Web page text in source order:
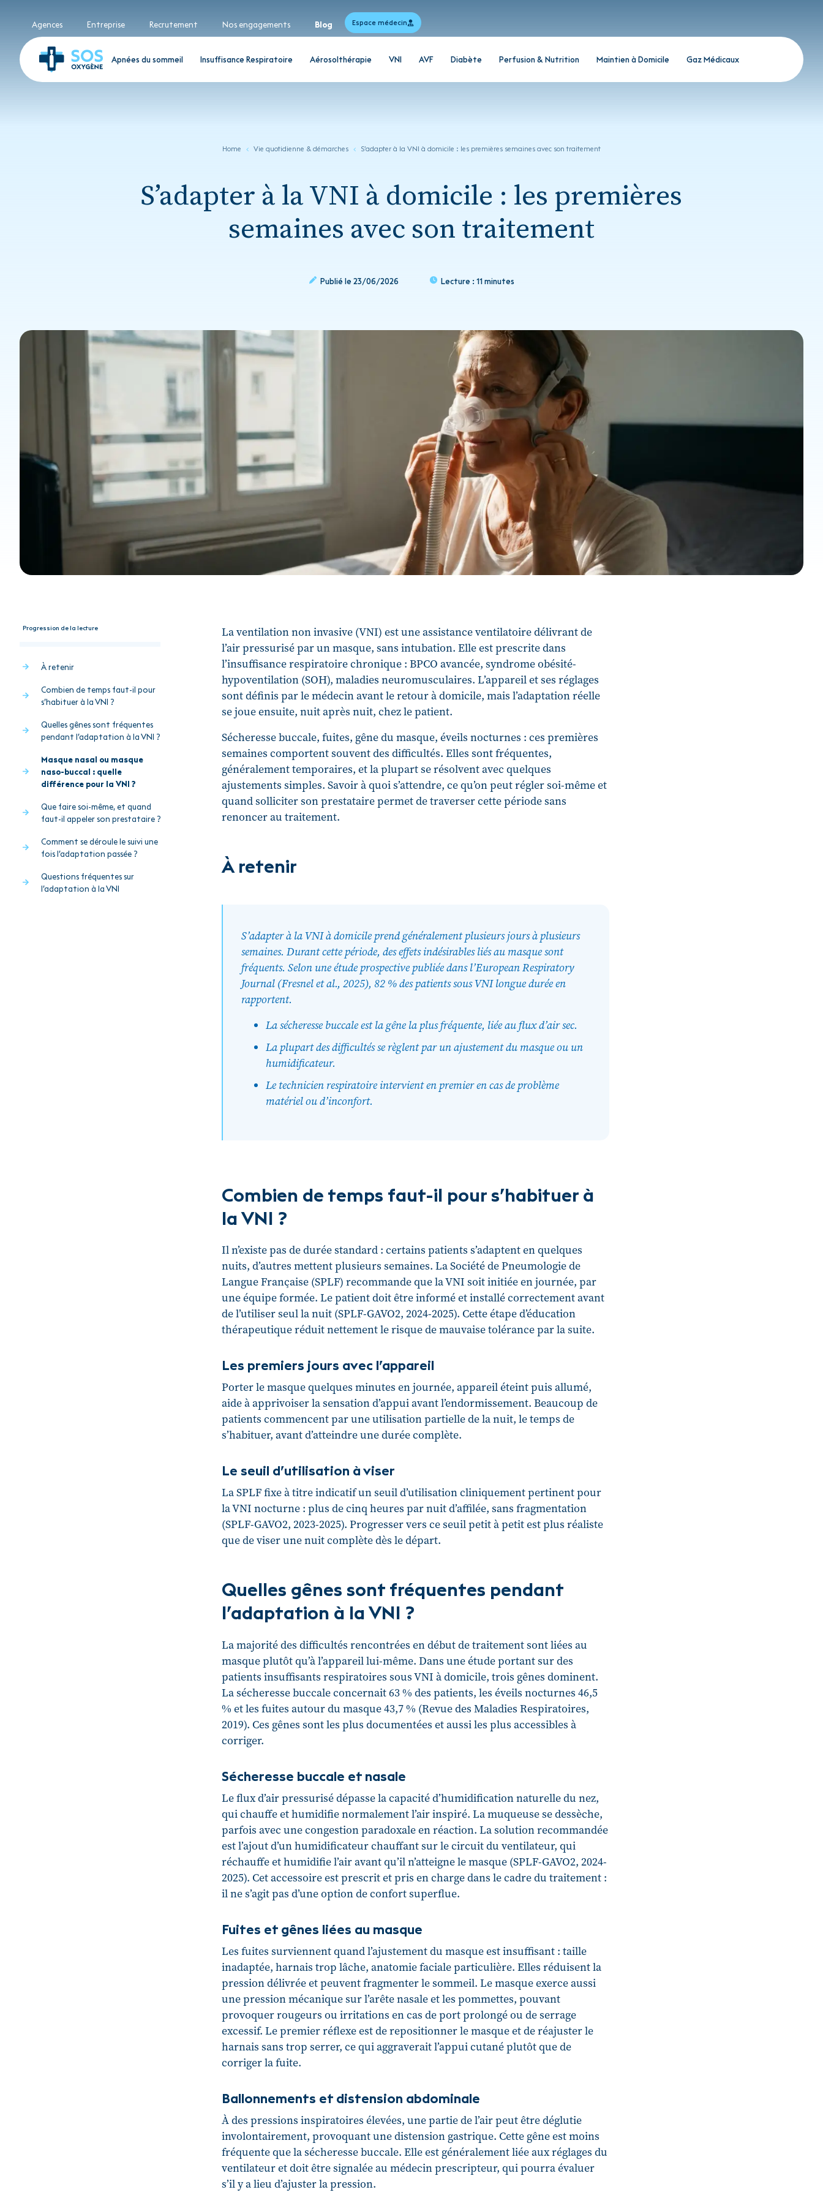
Agences Entreprise Recrutement Nos engagements Blog Espace médecin
Apnées du sommeil Insuffisance Respiratoire Aérosolthérapie VNI AVF Diabète Perfusion & Nutrition Maintien à Domicile Gaz Médicaux
Home Vie quotidienne & démarches S’adapter à la VNI à domicile : les premières semaines avec son traitement
S’adapter à la VNI à domicile : les premières
semaines avec son traitement
Publié le 23/06/2026 Lecture : 11 minutes
Progression de la lecture
À retenir
Combien de temps faut-il pour
s’habituer à la VNI ?
Quelles gênes sont fréquentes
pendant l’adaptation à la VNI ?
Masque nasal ou masque
naso-buccal : quelle
différence pour la VNI ?
Que faire soi-même, et quand
faut-il appeler son prestataire ?
Comment se déroule le suivi une
fois l’adaptation passée ?
Questions fréquentes sur
l’adaptation à la VNI
La ventilation non invasive (VNI) est une assistance ventilatoire délivrant de
l’air pressurisé par un masque, sans intubation. Elle est prescrite dans
l’insuffisance respiratoire chronique : BPCO avancée, syndrome obésité-
hypoventilation (SOH), maladies neuromusculaires. L’appareil et ses réglages
sont définis par le médecin avant le retour à domicile, mais l’adaptation réelle
se joue ensuite, nuit après nuit, chez le patient.
Sécheresse buccale, fuites, gêne du masque, éveils nocturnes : ces premières
semaines comportent souvent des difficultés. Elles sont fréquentes,
généralement temporaires, et la plupart se résolvent avec quelques
ajustements simples. Savoir à quoi s’attendre, ce qu’on peut régler soi-même et
quand solliciter son prestataire permet de traverser cette période sans
renoncer au traitement.
À retenir
S’adapter à la VNI à domicile prend généralement plusieurs jours à plusieurs
semaines. Durant cette période, des effets indésirables liés au masque sont
fréquents. Selon une étude prospective publiée dans l’European Respiratory
Journal (Fresnel et al., 2025), 82 % des patients sous VNI longue durée en
rapportent.
La sécheresse buccale est la gêne la plus fréquente, liée au flux d’air sec.
La plupart des difficultés se règlent par un ajustement du masque ou un
humidificateur.
Le technicien respiratoire intervient en premier en cas de problème
matériel ou d’inconfort.
Combien de temps faut-il pour s’habituer à
la VNI ?
Il n’existe pas de durée standard : certains patients s’adaptent en quelques
nuits, d’autres mettent plusieurs semaines. La Société de Pneumologie de
Langue Française (SPLF) recommande que la VNI soit initiée en journée, par
une équipe formée. Le patient doit être informé et installé correctement avant
de l’utiliser seul la nuit (SPLF-GAVO2, 2024-2025). Cette étape d’éducation
thérapeutique réduit nettement le risque de mauvaise tolérance par la suite.
Les premiers jours avec l’appareil
Porter le masque quelques minutes en journée, appareil éteint puis allumé,
aide à apprivoiser la sensation d’appui avant l’endormissement. Beaucoup de
patients commencent par une utilisation partielle de la nuit, le temps de
s’habituer, avant d’atteindre une durée complète.
Le seuil d’utilisation à viser
La SPLF fixe à titre indicatif un seuil d’utilisation cliniquement pertinent pour
la VNI nocturne : plus de cinq heures par nuit d’affilée, sans fragmentation
(SPLF-GAVO2, 2023-2025). Progresser vers ce seuil petit à petit est plus réaliste
que de viser une nuit complète dès le départ.
Quelles gênes sont fréquentes pendant
l’adaptation à la VNI ?
La majorité des difficultés rencontrées en début de traitement sont liées au
masque plutôt qu’à l’appareil lui-même. Dans une étude portant sur des
patients insuffisants respiratoires sous VNI à domicile, trois gênes dominent.
La sécheresse buccale concernait 63 % des patients, les éveils nocturnes 46,5
% et les fuites autour du masque 43,7 % (Revue des Maladies Respiratoires,
2019). Ces gênes sont les plus documentées et aussi les plus accessibles à
corriger.
Sécheresse buccale et nasale
Le flux d’air pressurisé dépasse la capacité d’humidification naturelle du nez,
qui chauffe et humidifie normalement l’air inspiré. La muqueuse se dessèche,
parfois avec une congestion paradoxale en réaction. La solution recommandée
est l’ajout d’un humidificateur chauffant sur le circuit du ventilateur, qui
réchauffe et humidifie l’air avant qu’il n’atteigne le masque (SPLF-GAVO2, 2024-
2025). Cet accessoire est prescrit et pris en charge dans le cadre du traitement :
il ne s’agit pas d’une option de confort superflue.
Fuites et gênes liées au masque
Les fuites surviennent quand l’ajustement du masque est insuffisant : taille
inadaptée, harnais trop lâche, anatomie faciale particulière. Elles réduisent la
pression délivrée et peuvent fragmenter le sommeil. Le masque exerce aussi
une pression mécanique sur l’arête nasale et les pommettes, pouvant
provoquer rougeurs ou irritations en cas de port prolongé ou de serrage
excessif. Le premier réflexe est de repositionner le masque et de réajuster le
harnais sans trop serrer, ce qui aggraverait l’appui cutané plutôt que de
corriger la fuite.
Ballonnements et distension abdominale
À des pressions inspiratoires élevées, une partie de l’air peut être déglutie
involontairement, provoquant une distension gastrique. Cette gêne est moins
fréquente que la sécheresse buccale. Elle est généralement liée aux réglages du
ventilateur et doit être signalée au médecin prescripteur, qui pourra évaluer
s’il y a lieu d’ajuster la pression.